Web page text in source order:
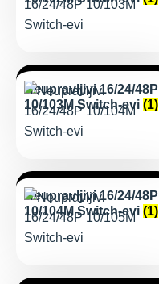
Neupravljivi 16/24/48P
10/103M Switch-evi (1)
Neupravljivi 16/24/48P
10/104M Switch-evi (1)